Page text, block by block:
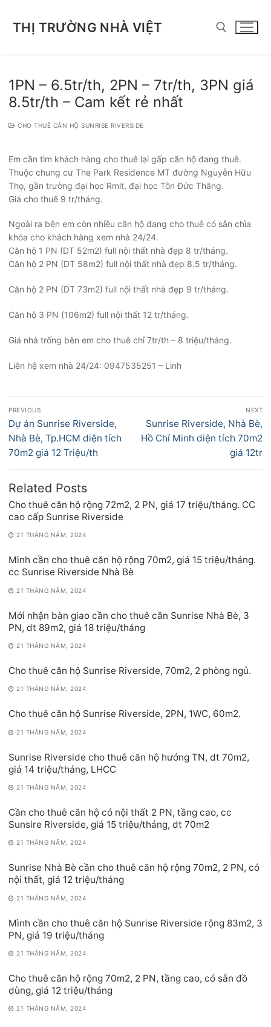
THỊ TRƯỜNG NHÀ VIỆT
1PN – 6.5tr/th, 2PN – 7tr/th, 3PN giá
8.5tr/th – Cam kết rẻ nhất
CHO THUÊ CĂN HỘ SUNRISE RIVERSIDE
Em cần tìm khách hàng cho thuê lại gấp căn hộ đang thuê.
Thuộc chung cư The Park Residence MT đường Nguyễn Hữu
Thọ, gần trường đại học Rmit, đại học Tôn Đức Thắng.
Giá cho thuê 9 tr/tháng.
Ngoài ra bên em còn nhiều căn hộ đang cho thuê có sẵn chìa
khóa cho khách hàng xem nhà 24/24.
Căn hộ 1 PN (DT 52m2) full nội thất nhà đẹp 8 tr/tháng.
Căn hộ 2 PN (DT 58m2) full nội thất nhà đẹp 8.5 tr/tháng.
Căn hộ 2 PN (DT 73m2) full nội thất nhà đẹp 9 tr/tháng.
Căn hộ 3 PN (106m2) full nội thất 12 tr/tháng.
Giá nhà trống bên em cho thuê chỉ 7tr/th – 8 triệu/tháng.
Liên hệ xem nhà 24/24: 0947535251 – Linh
Điều
hướng
bài
viết
PREVIOUS
Previous
post:
Dự án Sunrise Riverside,
Nhà Bè, Tp.HCM diện tích
70m2 giá 12 Triệu/th
NEXT
Next
post:
Sunrise Riverside, Nhà Bè,
Hồ Chí Minh diện tích 70m2
giá 12tr
Related Posts
Cho thuê căn hộ rộng 72m2, 2 PN, giá 17 triệu/tháng. CC
cao cấp Sunrise Riverside
21 THÁNG NĂM, 2024
Mình cần cho thuê căn hộ rộng 70m2, giá 15 triệu/tháng.
cc Sunrise Riverside Nhà Bè
21 THÁNG NĂM, 2024
Mới nhận bàn giao cần cho thuê căn Sunrise Nhà Bè, 3
PN, dt 89m2, giá 18 triệu/tháng
21 THÁNG NĂM, 2024
Cho thuê căn hộ Sunrise Riverside, 70m2, 2 phòng ngủ.
21 THÁNG NĂM, 2024
Cho thuê căn hộ Sunrise Riverside, 2PN, 1WC, 60m2.
21 THÁNG NĂM, 2024
Sunrise Riverside cho thuê căn hộ hướng TN, dt 70m2,
giá 14 triệu/tháng, LHCC
21 THÁNG NĂM, 2024
Cần cho thuê căn hộ có nội thất 2 PN, tầng cao, cc
Sunsire Riverside, giá 15 triệu/tháng, dt 70m2
21 THÁNG NĂM, 2024
Sunrise Nhà Bè cần cho thuê căn hộ rộng 70m2, 2 PN, có
nội thất, giá 12 triệu/tháng
21 THÁNG NĂM, 2024
Mình cần cho thuê căn hộ Sunrise Riverside rộng 83m2, 3
PN, giá 19 triệu/tháng
21 THÁNG NĂM, 2024
Cho thuê căn hộ rộng 70m2, 2 PN, tầng cao, có sẵn đồ
dùng, giá 12 triệu/tháng
21 THÁNG NĂM, 2024